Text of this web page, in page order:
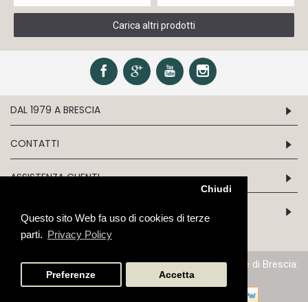
Questo sito Web fa uso di cookies di terze
parti. Privacy Policy
Chiudi
Preferenze Accetta
Carica altri prodotti
DAL 1979 A BRESCIA
CONTATTI
ASSISTENZA CLIENTI
INFORMATION
P.IVA/C.F. 03243970179 - N.iscrizione al Reg. Imprese di Brescia:
03243970179 - Cap. Soc: Euro 51.645,68